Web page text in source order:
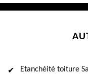
Etanchéité toiture